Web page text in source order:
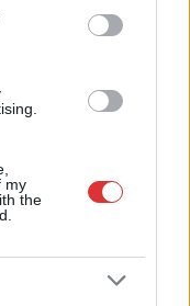
my
the
édesapa, aki
A férfi egy őzzel
elektromos rollerjével
nagy sebességgel
haladt. Súlyos
sajnos belehalt az